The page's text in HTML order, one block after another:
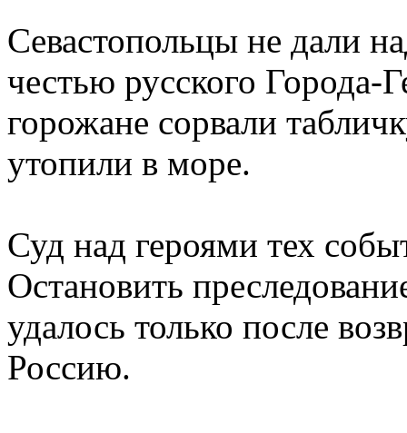
Севастопольцы не дали
честью русского Города-
горожане сорвали
утопили в море.
Суд над героями тех
Остановить
удалось только после
Россию.